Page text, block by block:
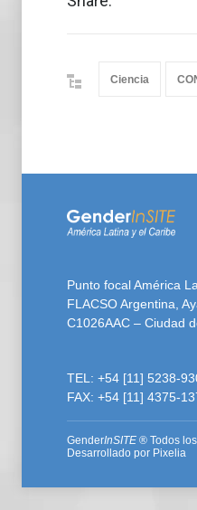
Ciencia
Punto focal América
FLACSO Argentina,
C1026AAC – Ciudad
TEL: +54 [11] 5238-
FAX: +54 [11] 4375-
GenderInSITE ® Todos
Desarrollado por Pixelia